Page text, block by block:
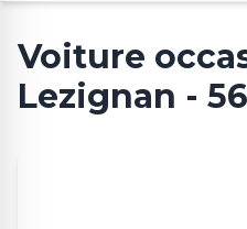
Voiture
Lezignan -